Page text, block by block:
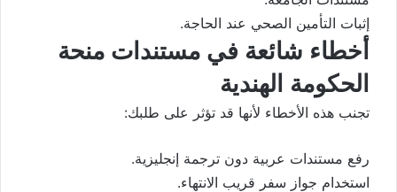
إثبات التأمين الصحي عند الحاجة.
أخطاء شائعة في مستندات منحة
الحكومة الهندية
تجنب هذه الأخطاء لأنها قد تؤثر على طلبك:
رفع مستندات عربية دون ترجمة إنجليزية.
استخدام جواز سفر قريب الانتهاء.